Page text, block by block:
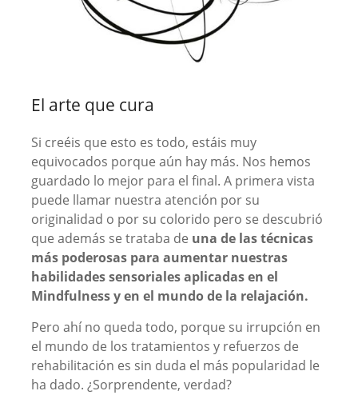
El arte que cura
Si creéis que esto es todo, estáis muy
equivocados porque aún hay más. Nos hemos
guardado lo mejor para el final. A primera vista
puede llamar nuestra atención por su
originalidad o por su colorido pero se descubrió
que además se trataba de una de las técnicas
más poderosas para aumentar nuestras
habilidades sensoriales aplicadas en el
Mindfulness y en el mundo de la relajación.
Pero ahí no queda todo, porque su irrupción en
el mundo de los tratamientos y refuerzos de
rehabilitación es sin duda el más popularidad le
ha dado. ¿Sorprendente, verdad?